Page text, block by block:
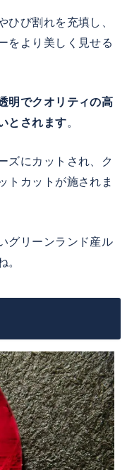
ひび割れを充填し、
をより美しく見せる
明でクオリティの高
とされます。
ズにカットされ、ク
トカットが施されま
グリーンランド産ル
。